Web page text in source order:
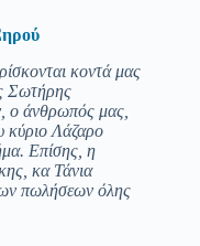
κοντά μας
Σωτήρης
ο άνθρωπός μας,
κύριο Λάζαρο
Επίσης, η
κα Τάνια
πωλήσεων όλης